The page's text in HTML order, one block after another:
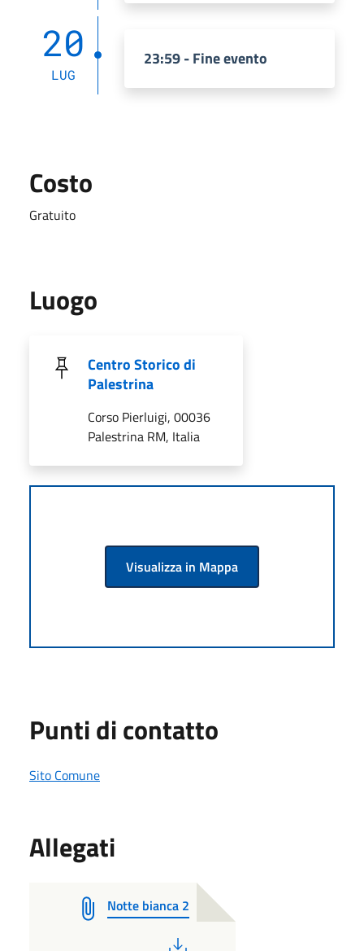
20
LUG
23:59 - Fine evento
Costo
Gratuito
Luogo
Centro Storico di
Palestrina
Corso Pierluigi, 00036
Palestrina RM, Italia
Visualizza in Mappa
Punti di contatto
Sito Comune
Allegati
Notte bianca 2